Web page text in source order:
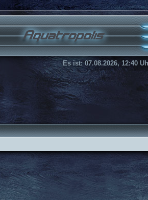
Es ist:07.08.2026, 12:40